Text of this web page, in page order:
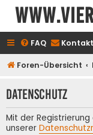
FAQ Kontakt
Foren-Übersicht
Datenschutz
Mit der
unserer